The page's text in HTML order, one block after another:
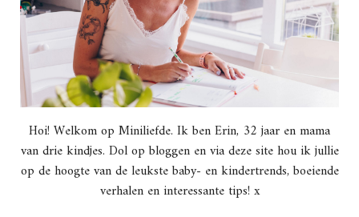
Hoi! Welkom op Miniliefde. Ik ben Erin, 32 jaar en mama
van drie kindjes. Dol op bloggen en via deze site hou ik jullie
op de hoogte van de leukste baby- en kindertrends, boeiende
verhalen en interessante tips! x